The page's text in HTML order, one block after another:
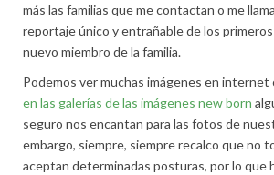
más las familias que me contactan o me
reportaje único y entrañable de los primeros
nuevo miembro de la familia.
Podemos ver muchas imágenes en internet
en las galerías de las imágenes new born
seguro nos encantan para las fotos de
embargo, siempre, siempre recalco que no
aceptan determinadas posturas, por lo que